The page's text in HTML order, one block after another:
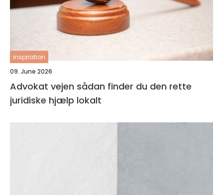
inspiration
09. June 2026
Advokat vejen sådan finder du den rette
juridiske hjælp lokalt